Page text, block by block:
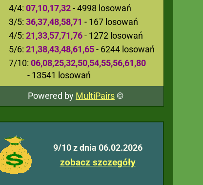
4/4: 07,10,17,32- 4998 losowań
3/5: 36,37,48,58,71 - 167 losowań
4/5: 21,33,57,71,76- 1272 losowań
5/6: 21,38,43,48,61,65- 6244 losowań
7/10: 06,08,25,32,50,54,55,56,61,80
- 13541 losowań
Powered by MultiPairs©
9/10 z dnia 06.02.2026
zobacz szczegóły